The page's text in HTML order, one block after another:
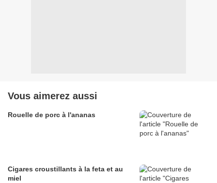
Vous aimerez aussi
Rouelle de porc à l'ananas
Cigares croustillants à la feta et au
miel